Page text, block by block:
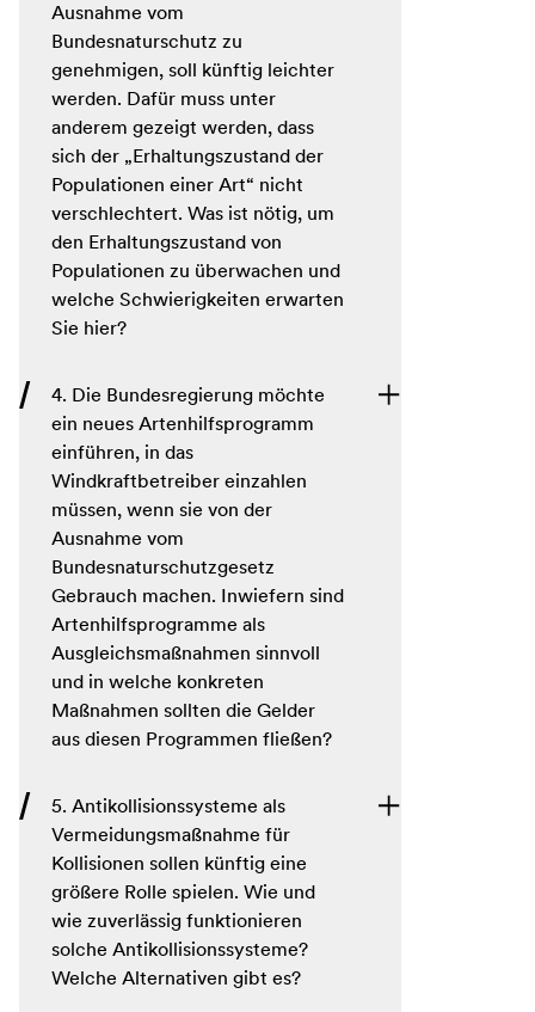
Ausnahme vom
Bundesnaturschutz zu
genehmigen, soll künftig leichter
werden. Dafür muss unter
anderem gezeigt werden, dass
sich der „Erhaltungszustand der
Populationen einer Art“ nicht
verschlechtert. Was ist nötig, um
den Erhaltungszustand von
Populationen zu überwachen und
welche Schwierigkeiten erwarten
Sie hier?
4. Die Bundesregierung möchte
ein neues Artenhilfsprogramm
einführen, in das
Windkraftbetreiber einzahlen
müssen, wenn sie von der
Ausnahme vom
Bundesnaturschutzgesetz
Gebrauch machen. Inwiefern sind
Artenhilfsprogramme als
Ausgleichsmaßnahmen sinnvoll
und in welche konkreten
Maßnahmen sollten die Gelder
aus diesen Programmen fließen?
5. Antikollisionssysteme als
Vermeidungsmaßnahme für
Kollisionen sollen künftig eine
größere Rolle spielen. Wie und
wie zuverlässig funktionieren
solche Antikollisionssysteme?
Welche Alternativen gibt es?